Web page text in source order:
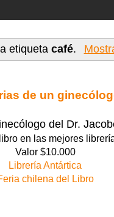
etiquetacafé.
de un
del Dr.
en las mejores
Valor $10.000
Librería Antártica
chilena del Libro